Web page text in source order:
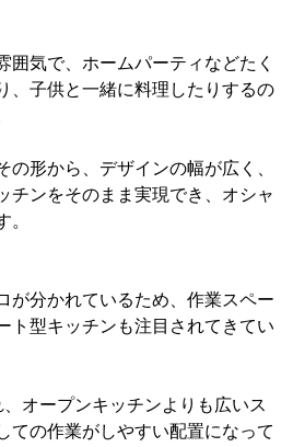
囲気で、ホームパーティなどたく
、子供と一緒に料理したりするの
の形から、デザインの幅が広く、
チンをそのまま実現でき、オシャ
。
が分かれているため、作業スペー
ト型キッチンも注目されてきてい
オープンキッチンよりも広いス
ての作業がしやすい配置になって